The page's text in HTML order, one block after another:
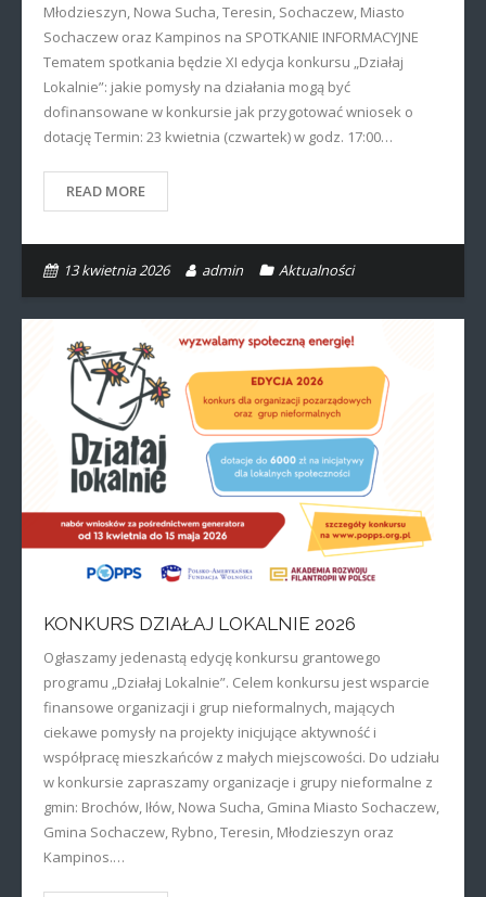
Młodzieszyn, Nowa Sucha, Teresin, Sochaczew, Miasto
Sochaczew oraz Kampinos na SPOTKANIE INFORMACYJNE
Tematem spotkania będzie XI edycja konkursu „Działaj
Lokalnie”: jakie pomysły na działania mogą być
dofinansowane w konkursie jak przygotować wniosek o
dotację Termin: 23 kwietnia (czwartek) w godz. 17:00…
READ MORE
13 kwietnia 2026 admin Aktualności
KONKURS DZIAŁAJ LOKALNIE 2026
Ogłaszamy jedenastą edycję konkursu grantowego
programu „Działaj Lokalnie”. Celem konkursu jest wsparcie
finansowe organizacji i grup nieformalnych, mających
ciekawe pomysły na projekty inicjujące aktywność i
współpracę mieszkańców z małych miejscowości. Do udziału
w konkursie zapraszamy organizacje i grupy nieformalne z
gmin: Brochów, Iłów, Nowa Sucha, Gmina Miasto Sochaczew,
Gmina Sochaczew, Rybno, Teresin, Młodzieszyn oraz
Kampinos.…